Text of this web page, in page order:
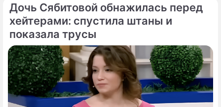
угрозе: в страну могут завезти неизлечимый
и смертоносный вирус Бурбон.
Дочь Сябитовой обнажилась перед
хейтерами: спустила штаны и
показала трусы